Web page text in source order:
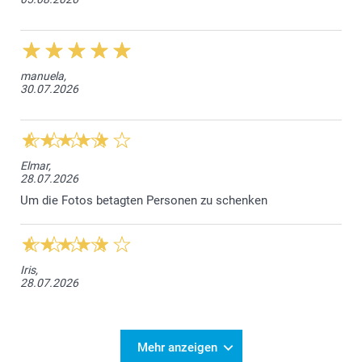
Format 10 x 15 = Höhe 10,2 cm x Breite 15,2 cm
Format 11 x 17 = Höhe 11,4 cm x Breite 17,1 cm
Format 13 x 19 = Höhe 12,7 cm x Breite 19,1 cm
manuela,
30.07.2026
Elmar,
28.07.2026
Um die Fotos betagten Personen zu schenken
Iris,
28.07.2026
Mehr anzeigen